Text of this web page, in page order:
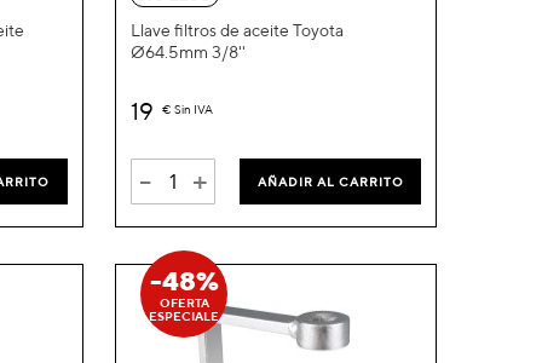
Llave filtros de aceite Toyota
Ø64.5mm 3/8''
19 € Sin IVA
- + AÑADIR AL CARRITO
-48%
OFERTA
ESPECIALE